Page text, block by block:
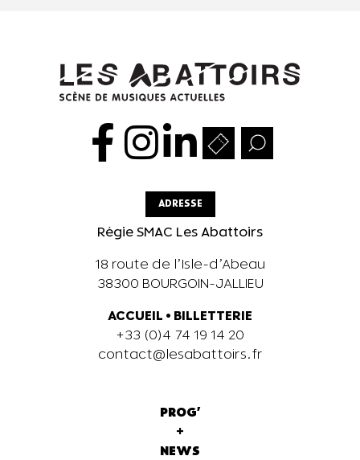
ADRESSE
Régie SMAC Les Abattoirs
18 route de l’Isle-d’Abeau
38300 BOURGOIN-JALLIEU
ACCUEIL • BILLETTERIE
+33 (0)4 74 19 14 20
contact@lesabattoirs.fr
PROG'
+
NEWS